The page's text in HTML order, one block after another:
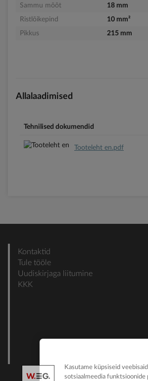
Sammu mõõt
18 mm
Ristlõikepind
10 mm²
Pikkus
215 mm
Allalaadimised
Tehnilised dokumendid
Tooteleht en.pdf
Kontaktid
Tule tööle
Uudiskirjaga liitumine
KKK
Kasutame küpsiseid
sotsiaalmeedia funktsioonide